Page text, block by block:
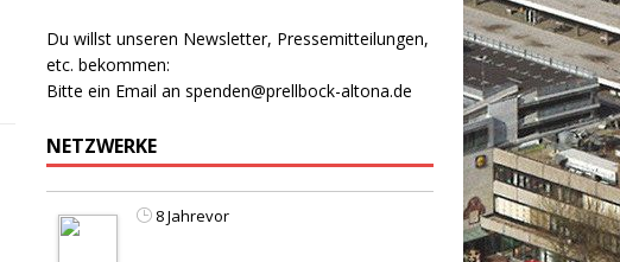
Du willst unseren Newsletter, Pressemitteilungen,
etc. bekommen:
Bitte ein Email an spenden@prellbock-altona.de
NETZWERKE
8 Jahrevor